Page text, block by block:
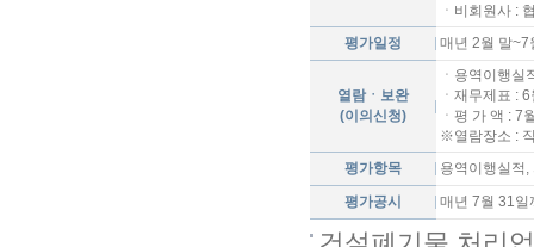
ㆍ비회원사 :
평가일정
매년 2월 말~7
열람ㆍ보완
(이의신청)
ㆍ용역이행실
ㆍ재무제표 :
ㆍ평 가 액 : 7
※열람장소 :
평가항목
용역이행실적
평가공시
매년 7월 31일